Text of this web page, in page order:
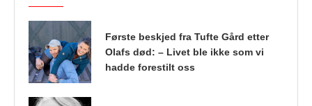
Første beskjed fra Tufte Gård etter
Olafs død: – Livet ble ikke som vi
hadde forestilt oss